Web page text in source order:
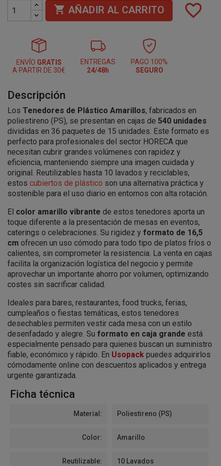
 AÑADIR AL CARRITO favorite_border
ENVÍO GRATIS
A PARTIR DE 30€
ENTREGAS
24/48h
PAGO 100%
SEGURO
Descripción
Los Tenedores de Plástico Amarillos, fabricados en
poliestireno (PS), se presentan en cajas de 540 unidades
divididas en 36 paquetes de 15 unidades. Este formato es
perfecto para profesionales del sector HORECA que
necesitan cubrir grandes volúmenes con rapidez y
eficiencia, manteniendo siempre una imagen cuidada y
original. Reutilizables hasta 10 lavados y reciclables,
estos cubiertos de plástico son una alternativa práctica y
sostenible para el uso diario en entornos con alta rotación.
El color amarillo vibrante de estos tenedores aporta un
toque diferente a la presentación de mesas en eventos,
caterings o celebraciones. Su rigidez y formato de 16,5
cm ofrecen un uso cómodo para todo tipo de platos fríos o
calientes, sin comprometer la resistencia. La venta en cajas
facilita la organización logística del negocio y permite
aprovechar un importante ahorro por volumen, optimizando
costes sin sacrificar calidad.
Ideales para bares, restaurantes, food trucks, ferias,
cumpleaños o fiestas temáticas, estos tenedores
desechables permiten vestir cada mesa con un estilo
desenfadado y alegre. Su formato en caja grande está
especialmente pensado para quienes buscan un suministro
fiable, económico y rápido. En Usopack puedes adquirirlos
cómodamente online con descuentos aplicados y entrega
urgente garantizada.
Ficha técnica
Material: Poliestireno (PS)
Color: Amarillo
Reutilizable: 10 Lavados